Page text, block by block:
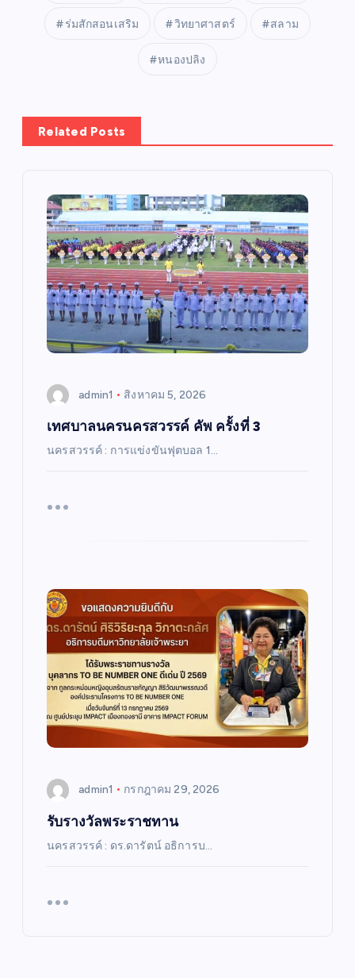
ร่มสักสอนเสริม วิทยาศาสตร์ สลาม
หนองปลิง
Related Posts
admin1 สิงหาคม 5, 2026
เทศบาลนครนครสวรรค์ คัพ ครั้งที่ 3
นครสวรรค์ : การแข่งขันฟุตบอล 1…
admin1 กรกฎาคม 29, 2026
รับรางวัลพระราชทาน
นครสวรรค์ : ดร.ดารัตน์ อธิการบ…